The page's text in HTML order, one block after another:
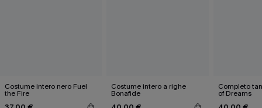
Costume intero nero Fuel
the Fire
Costume intero a righe
Bonafide
Completo
of Dreams